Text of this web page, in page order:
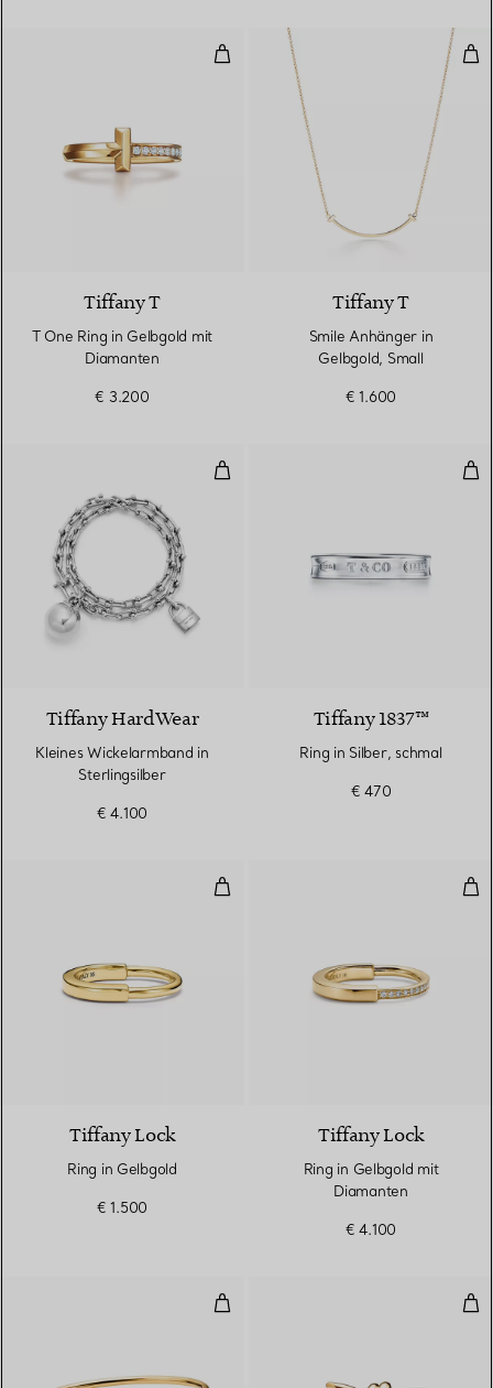
T One Ring in Gelbgold mit
3 Materialien
Tiffany T
T One Ring in Gelbgold mit
Diamanten
€ 3.200
Tiffany T
Smile Anhänger in
Gelbgold, Small
€ 1.600
Kleines Wickelarmband in
Tiffany HardWear
Kleines Wickelarmband in
Sterlingsilber
€ 4.100
Tiffany 1837™
Ring in Silber, schmal
€ 470
Ring in Gelbgold
Tiffany Lock
Ring in Gelbgold
€ 1.500
Tiffany Lock
Ring in Gelbgold mit
Diamanten
€ 4.100
Wire Armreifin Gelbgold